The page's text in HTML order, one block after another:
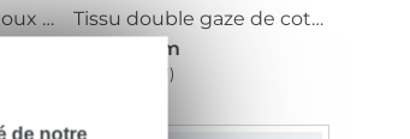
Tissu polaire minky doux à pois, vieux rose
Tissu double gaze de coton, alice bleu
10,03 € / m
(7,72 € / 1 m²)
de notre